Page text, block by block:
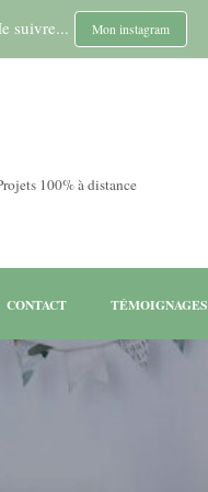
suivre... Mon instagram
100% à distance
CONTACT TÉMOIGNAGES